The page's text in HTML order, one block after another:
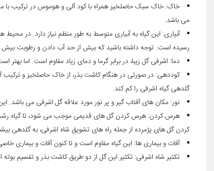
خاک: خاک سبک حاصلخیز همراه با کود آلی و هوموس در ترکیب با
می باشد.
آبیاری: این گیاه به آبیاری متوسط به طور منظم نیاز دارد. در
رسیده است. توجه داشته باشید که بیش از حد آب دادن و رطوبت
دما: اشرفی گل زیبا، در برابر گرما و دمای زیاد مقاوم است. اما
کوددهی: در صورتی در هنگام کاشت بذر، از خاک حاصلخیز و ترکیب
گلدهی گیاه اشرفی را کم کند.
نور: مکان های آفتاب گیر و پر نور مورد علاقه گل اشرفی می باشد.
هرس کردن: هرس کردن گل های قدیمی موجب می شود، تا گیاه رشد
کردن گل های پژمرده از جمله راه های تشویق شاه اشرفی، به گلدهی
آفات و بیماری ها: این گیاه مقاوم است و تا کنون آفات و بیماری
تکثیر شاه اشرفی: تکثیر این گل از دو طریق کاشت بذر و تقسیم بوته